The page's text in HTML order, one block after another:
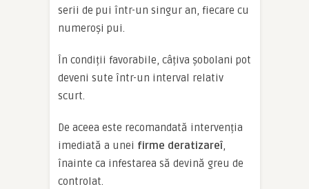
serii de pui într-un singur an, fiecare cu
numeroși pui.
În condiții favorabile, câțiva șobolani pot
deveni sute într-un interval relativ
scurt.
De aceea este recomandată intervenția
imediată a unei firme deratizareî,
înainte ca infestarea să devină greu de
controlat.